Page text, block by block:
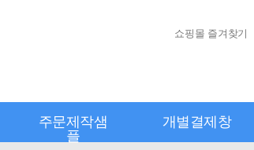
쇼핑몰 즐겨찾기
주문제작샘
플
개별결제창